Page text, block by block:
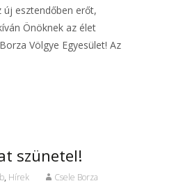
esztendőben erőt,
Önöknek az élet
Völgye Egyesület! Az
szünetel!
, Hírek Csele Borza